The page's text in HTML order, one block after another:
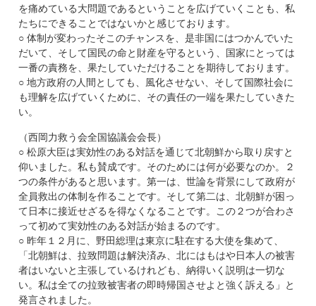
を痛めている大問題であるということを広げていくことも、私
たちにできることではないかと感じております。
○ 体制が変わったそこのチャンスを、是非国にはつかんでいた
だいて、そして国民の命と財産を守るという、国家にとっては
一番の責務を、果たしていただけることを期待しております。
○ 地方政府の人間としても、風化させない、そして国際社会に
も理解を広げていくために、その責任の一端を果たしていきた
い。
（西岡力救う会全国協議会会長）
○ 松原大臣は実効性のある対話を通じて北朝鮮から取り戻すと
仰いました。私も賛成です。そのためには何が必要なのか。２
つの条件があると思います。第一は、世論を背景にして政府が
全員救出の体制を作ることです。そして第二は、北朝鮮が困っ
て日本に接近せざるを得なくなることです。この２つが合わさ
って初めて実効性のある対話が始まるのです。
○ 昨年１２月に、野田総理は東京に駐在する大使を集めて、
「北朝鮮は、拉致問題は解決済み、北にはもはや日本人の被害
者はいないと主張しているけれども、納得いく説明は一切な
い。私は全ての拉致被害者の即時帰国させよと強く訴える」と
発言されました。